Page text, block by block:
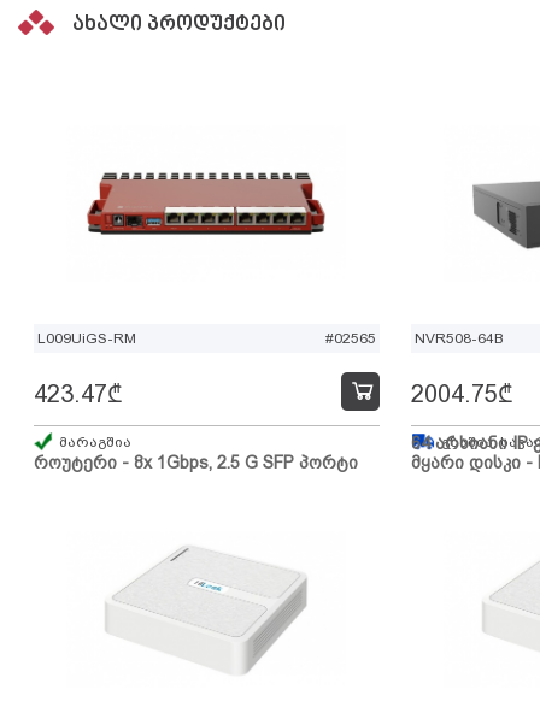
ახალი პროდუქტები
L009UiGS-RM #02565
როუტერი - 8x 1Gbps, 2.5 G SFP პორტი
423.47₾
მარაგშია
NVR508-64B
64 არხიანი IP
მყარი დისკი -
2004.75₾
გზაშია,